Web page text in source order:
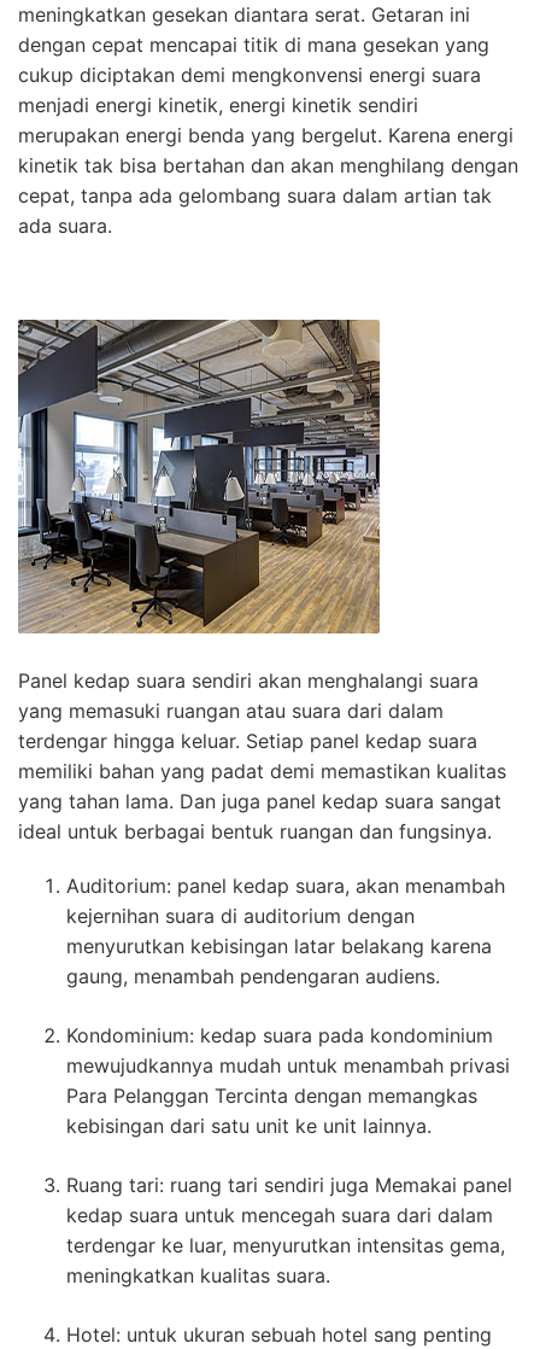
meningkatkan gesekan diantara serat. Getaran ini
dengan cepat mencapai titik di mana gesekan yang
cukup diciptakan demi mengkonvensi energi suara
menjadi energi kinetik, energi kinetik sendiri
merupakan energi benda yang bergelut. Karena energi
kinetik tak bisa bertahan dan akan menghilang dengan
cepat, tanpa ada gelombang suara dalam artian tak
ada suara.
Panel kedap suara sendiri akan menghalangi suara
yang memasuki ruangan atau suara dari dalam
terdengar hingga keluar. Setiap panel kedap suara
memiliki bahan yang padat demi memastikan kualitas
yang tahan lama. Dan juga panel kedap suara sangat
ideal untuk berbagai bentuk ruangan dan fungsinya.
Auditorium: panel kedap suara, akan menambah
kejernihan suara di auditorium dengan
menyurutkan kebisingan latar belakang karena
gaung, menambah pendengaran audiens.
Kondominium: kedap suara pada kondominium
mewujudkannya mudah untuk menambah privasi
Para Pelanggan Tercinta dengan memangkas
kebisingan dari satu unit ke unit lainnya.
Ruang tari: ruang tari sendiri juga Memakai panel
kedap suara untuk mencegah suara dari dalam
terdengar ke luar, menyurutkan intensitas gema,
meningkatkan kualitas suara.
Hotel: untuk ukuran sebuah hotel sang penting